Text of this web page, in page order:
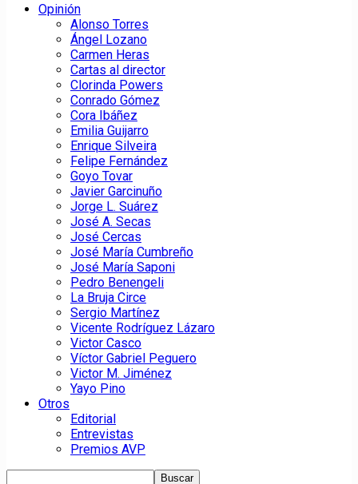
Opinión
Alonso Torres
Ángel Lozano
Carmen Heras
Cartas al director
Clorinda Powers
Conrado Gómez
Cora Ibáñez
Emilia Guijarro
Enrique Silveira
Felipe Fernández
Goyo Tovar
Javier Garcinuño
Jorge L. Suárez
José A. Secas
José Cercas
José María Cumbreño
José María Saponi
Pedro Benengeli
La Bruja Circe
Sergio Martínez
Vicente Rodríguez Lázaro
Victor Casco
Víctor Gabriel Peguero
Victor M. Jiménez
Yayo Pino
Otros
Editorial
Entrevistas
Premios AVP